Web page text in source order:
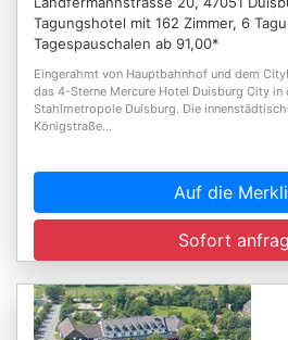
Tagungshotel mit 162 Zimmer, 6
Tagespauschalen ab 91,00*
Eingerahmt von Hauptbahnhof und dem
das 4-Sterne Mercure Hotel Duisburg City in
Stahlmetropole Duisburg. Die
Königstraße...
Auf die
Sofort